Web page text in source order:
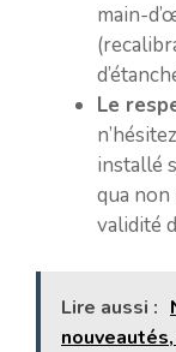
main-
Le
installé
qua
validité
Lire aussi :